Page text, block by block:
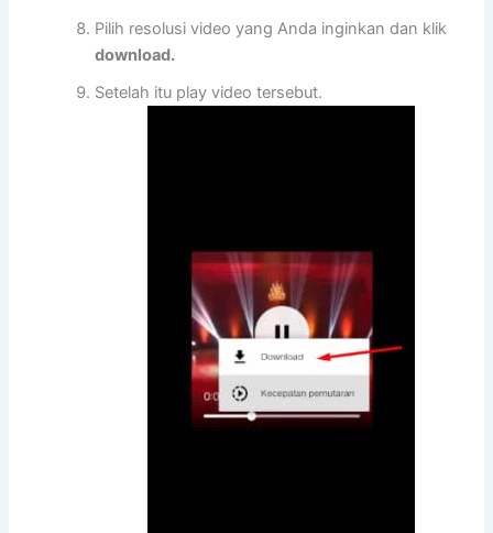
Pilih resolusi video yang Anda inginkan dan klik
download.
Setelah itu play video tersebut.